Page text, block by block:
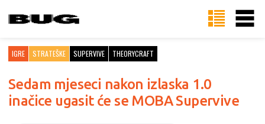
IGRE STRATEŠKE SUPERVIVE THEORYCRAFT
Sedam mjeseci nakon izlaska 1.0
inačice ugasit će se MOBA Supervive